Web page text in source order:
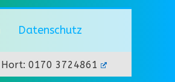
Datenschutz
Hort: 0170 3724861